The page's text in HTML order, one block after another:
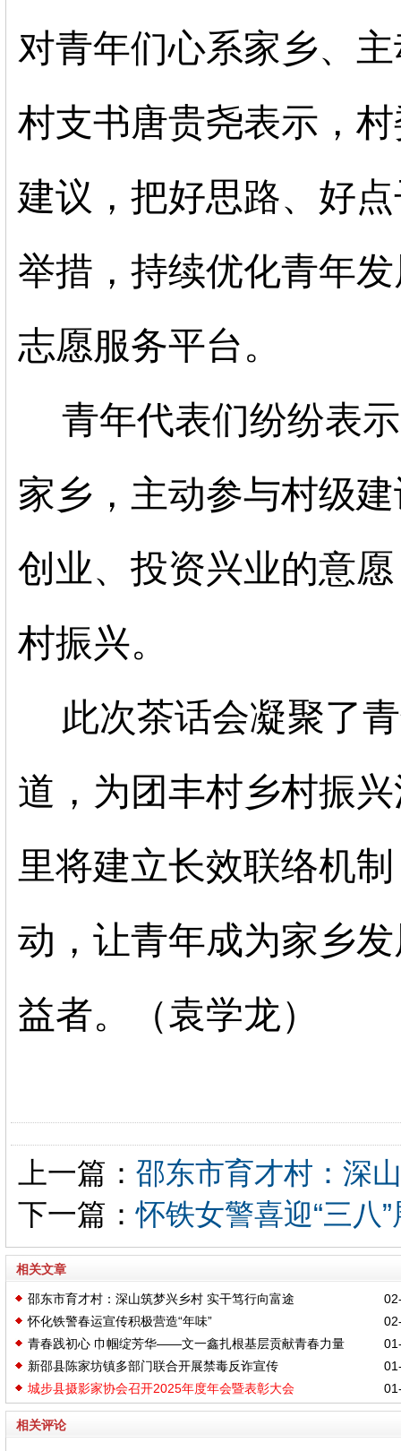
对青年们心系家乡、
村支书唐贵尧表示，
建议，把好思路、好
举措，持续优化青年
志愿服务平台。
青年代表们纷纷表
家乡，主动参与村级
创业、投资兴业的意
村振兴。
此次茶话会凝聚了
道，为团丰村乡村振
里将建立长效联络机
动，让青年成为家乡
益者。（袁学龙）
上一篇： 邵东市育才村：深
下一篇：怀铁女警喜迎“三八
相关文章
邵东市育才村：深山筑梦兴乡村 实干笃行向富途
怀化铁警春运宣传积极营造“年味”
青春践初心 巾帼绽芳华——文一鑫扎根基层贡献青春力量
新邵县陈家坊镇多部门联合开展禁毒反诈宣传
城步县摄影家协会召开2025年度年会暨表彰大会
相关评论